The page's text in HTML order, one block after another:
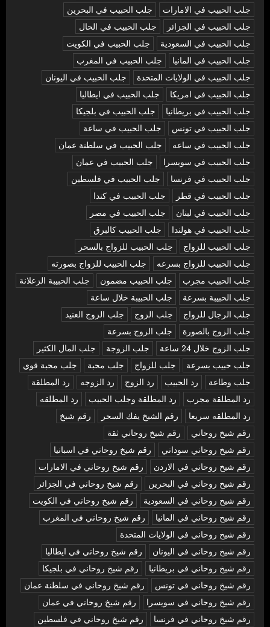
جلب الحبيب في الامارات
جلب الحبيب في البحرين
جلب الحبيب في الجزائر
جلب الحبيب في الحال
جلب الحبيب في السعودية
جلب الحبيب في الكويت
جلب الحبيب في المانيا
جلب الحبيب في المغرب
جلب الحبيب في الولايات المتحدة
جلب الحبيب في اليونان
جلب الحبيب في امريكا
جلب الحبيب في ايطاليا
جلب الحبيب في بريطانيا
جلب الحبيب في بلجيكا
جلب الحبيب في تونس
جلب الحبيب في ساعة
جلب الحبيب في ساعه
جلب الحبيب في سلطنة عمان
جلب الحبيب في سويسرا
جلب الحبيب في عمان
جلب الحبيب في فرنسا
جلب الحبيب في فلسطين
جلب الحبيب في قطر
جلب الحبيب في كندا
جلب الحبيب في لبنان
جلب الحبيب في مصر
جلب الحبيب في هولندا
جلب الحبيب كالبرق
جلب الحبيب للزواج
جلب الحبيب للزواج بالسحر
جلب الحبيب للزواج بسرعه
جلب الحبيب للزواج بصورته
جلب الحبيب مجرب
جلب الحبيب مضمون
جلب الحبيبة الزعلانة
جلب الحبيبة بسرعة
جلب الحبيبة خلال ساعة
جلب الرجال للزواج
جلب الزوج
جلب الزوج العنيد
جلب الزوج بالصورة
جلب الزوج بسرعة
جلب الزوج خلال 24 ساعة
جلب الزوجة
جلب المال الكثير
جلب حبيب بسرعة
جلب للزواج جلب محبة
جلب محبة قوي
جلب وطاعة
رد الحبيب رد الزوج رد الزوجه
رد المطلقة
رد المطلقة مجرب
رد المطلقة وجلب الحبيب
رد المطلقه
رد المطلقه سريعا
رقم الشيخ يفك السحر
رقم شيخ
رقم شيخ روحاني
رقم شيخ روحاني ثقة
رقم شيخ روحاني سوداني
رقم شيخ روحاني في اسبانيا
رقم شيخ روحاني في الاردن
رقم شيخ روحاني في الامارات
رقم شيخ روحاني في البحرين
رقم شيخ روحاني في الجزائر
رقم شيخ روحاني في السعودية
رقم شيخ روحاني في الكويت
رقم شيخ روحاني في المانيا
رقم شيخ روحاني في المغرب
رقم شيخ روحاني في الولايات المتحدة
رقم شيخ روحاني في اليونان
رقم شيخ روحاني في ايطاليا
رقم شيخ روحاني في بريطانيا
رقم شيخ روحاني في بلجيكا
رقم شيخ روحاني في تونس
رقم شيخ روحاني في سلطنة عمان
رقم شيخ روحاني في سويسرا
رقم شيخ روحاني في عمان
رقم شيخ روحاني في فرنسا
رقم شيخ روحاني في فلسطين